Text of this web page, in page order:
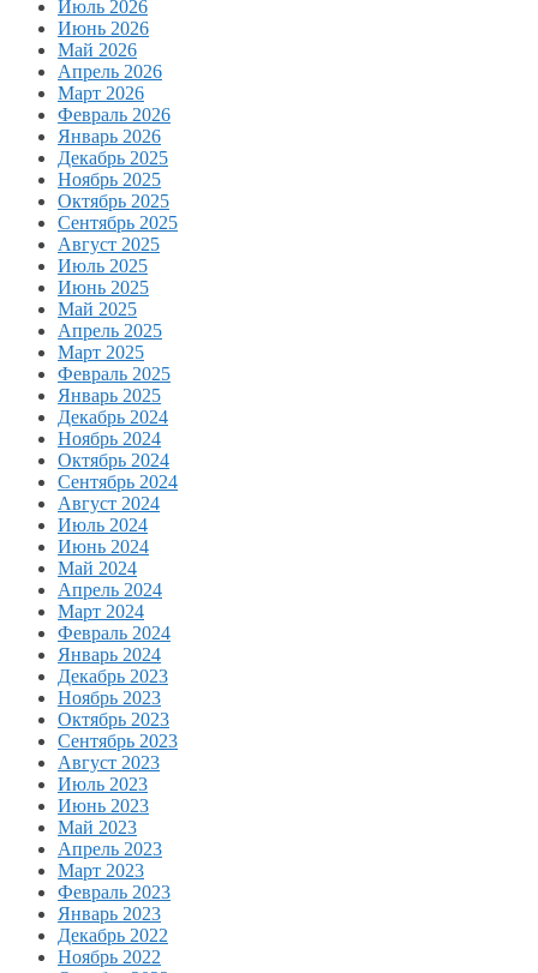
Июль 2026
Июнь 2026
Май 2026
Апрель 2026
Март 2026
Февраль 2026
Январь 2026
Декабрь 2025
Ноябрь 2025
Октябрь 2025
Сентябрь 2025
Август 2025
Июль 2025
Июнь 2025
Май 2025
Апрель 2025
Март 2025
Февраль 2025
Январь 2025
Декабрь 2024
Ноябрь 2024
Октябрь 2024
Сентябрь 2024
Август 2024
Июль 2024
Июнь 2024
Май 2024
Апрель 2024
Март 2024
Февраль 2024
Январь 2024
Декабрь 2023
Ноябрь 2023
Октябрь 2023
Сентябрь 2023
Август 2023
Июль 2023
Июнь 2023
Май 2023
Апрель 2023
Март 2023
Февраль 2023
Январь 2023
Декабрь 2022
Ноябрь 2022